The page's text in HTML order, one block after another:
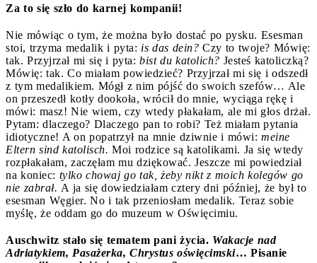
Za to się szło do karnej kompanii!
Nie mówiąc o tym, że można było dostać po pysku. Esesman
stoi, trzyma medalik i pyta: is das dein? Czy to twoje? Mówię:
tak. Przyjrzał mi się i pyta: bist du katolich? Jesteś katoliczką?
Mówię: tak. Co miałam powiedzieć? Przyjrzał mi się i odszedł
z tym medalikiem. Mógł z nim pójść do swoich szefów… Ale
on przeszedł kotły dookoła, wrócił do mnie, wyciąga rękę i
mówi: masz! Nie wiem, czy wtedy płakałam, ale mi głos drżał.
Pytam: dlaczego? Dlaczego pan to robi? Też miałam pytania
idiotyczne! A on popatrzył na mnie dziwnie i mówi: meine
Eltern sind katolisch. Moi rodzice są katolikami. Ja się wtedy
rozpłakałam, zaczęłam mu dziękować. Jeszcze mi powiedział
na koniec: tylko chowaj go tak, żeby nikt z moich kolegów go
nie zabrał. A ja się dowiedziałam cztery dni później, że był to
esesman Węgier. No i tak przeniosłam medalik. Teraz sobie
myślę, że oddam go do muzeum w Oświęcimiu.
Auschwitz stało się tematem pani życia. Wakacje nad
Adriatykiem, Pasażerka, Chrystus oświęcimski… Pisanie